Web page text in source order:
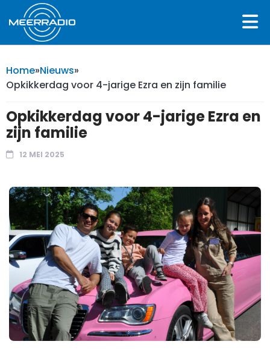
Home»Nieuws»
Opkikkerdag voor 4-jarige Ezra en zijn familie
Opkikkerdag voor 4-jarige Ezra en
zijn familie
12 MEI 2025